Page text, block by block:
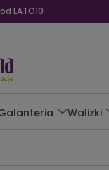
LATO10
Walizki